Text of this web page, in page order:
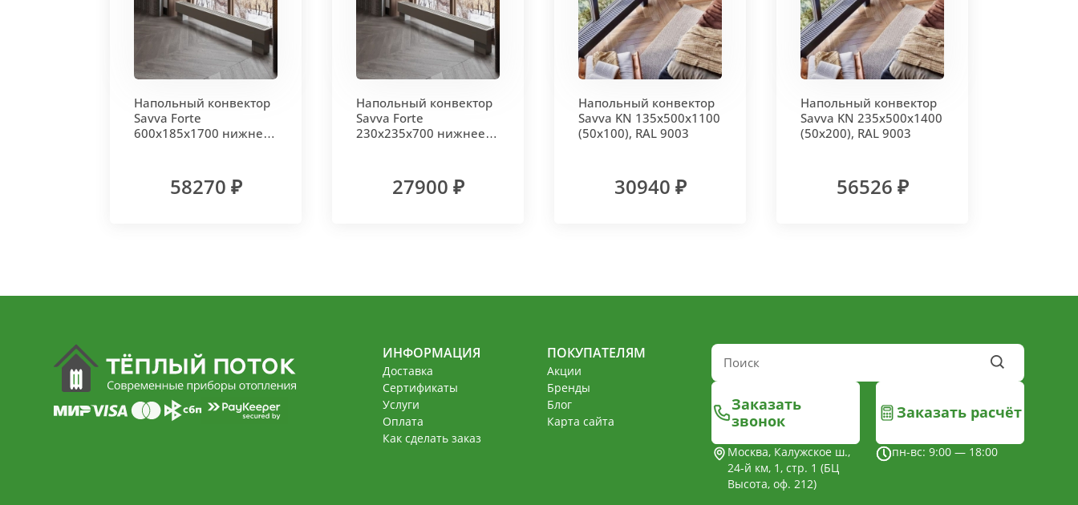
Напольный конвектор
Savva Forte
600х185х1700 нижнее
58270 ₽
Напольный конвектор
Savva Forte
230х235х700 нижнее
27900 ₽
Напольный конвектор
Savva KN 135х500х1100
(50х100), RAL 9003
30940 ₽
Напольный конвектор
Savva KN 235х500х1400
(50х200), RAL 9003
56526 ₽
ИНФОРМАЦИЯ
Доставка
Сертификаты
Услуги
Оплата
Как сделать заказ
ПОКУПАТЕЛЯМ
Акции
Бренды
Блог
Карта сайта
Заказать
звонок
Заказать расчёт
Москва, Калужское ш.,
24-й км, 1, стр. 1 (БЦ
Высота, оф. 212)
пн-вс: 9:00 — 18:00